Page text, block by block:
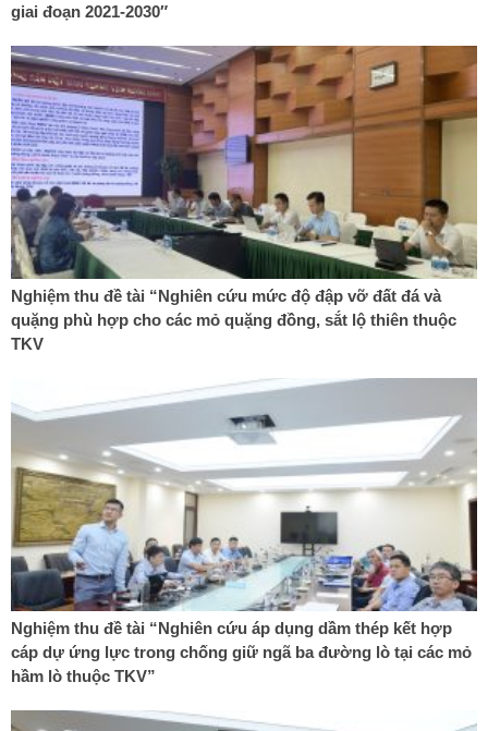
giai đoạn 2021-2030″
Nghiệm thu đề tài “Nghiên cứu mức độ đập vỡ đất đá và
quặng phù hợp cho các mỏ quặng đồng, sắt lộ thiên thuộc
TKV
Nghiệm thu đề tài “Nghiên cứu áp dụng dầm thép kết hợp
cáp dự ứng lực trong chống giữ ngã ba đường lò tại các mỏ
hầm lò thuộc TKV”